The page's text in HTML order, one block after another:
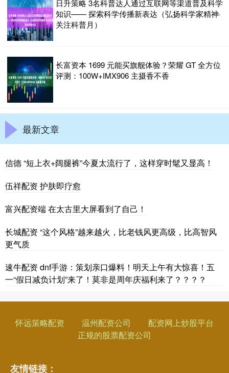
日升策略 3名科普达人通过互联网等渠道普及科学
知识—— 探索科学传播新表达（弘扬科学家精神·
关注科普月）
长富资本 1699 元能买旗舰体验？荣耀 GT 全方位
评测：100W+IMX906 主摄香不香
最新文章
信德 “短上衣+阔腿裤”今夏太流行了，这样穿时髦又显高！
伍祥配资 护肤即疗愈
富兴配资端 在太古里大屏看到了自己！
长城配资 “这个风格”越来越火，比老钱风更高级，比高智风
更气质
速牛配资 dnf手游：策划亲口爆料！明天上午有大惊喜！五
一“假日减负计划”来了！莫非是周年庆福利来了？？？？
怀远策略配资 温州配资公司
配资网上炒股平台
正规的股票配资公司
友情链接：